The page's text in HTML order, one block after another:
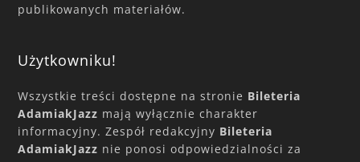
publikowanych materiałów.
Użytkowniku!
Wszystkie treści dostępne na stronie Bileteria
AdamiakJazz mają wyłącznie charakter
informacyjny. Zespół redakcyjny Bileteria
AdamiakJazz nie ponosi odpowiedzialności za